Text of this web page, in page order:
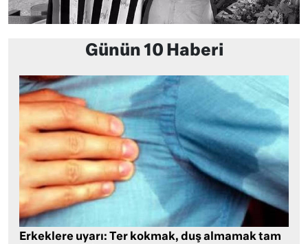
Günün 10 Haberi
Erkeklere uyarı: Ter kokmak, duş almamak tam